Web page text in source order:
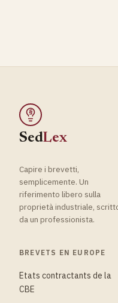
§
SedLex
Capire i brevetti,
semplicemente. Un
riferimento libero sulla
proprietà industriale,
da un professionista.
BREVETS EN EUROPE
Etats contractants de la
CBE